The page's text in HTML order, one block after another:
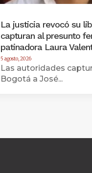
La justicia revocó su
capturan al presunto
patinadora Laura
5 agosto, 2026
Las autoridades
Bogotá a José...